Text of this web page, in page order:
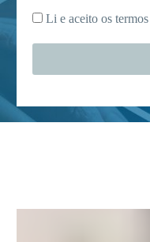
mail
*
Li e aceito os termos